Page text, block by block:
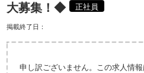
大募集！◆
正社員
掲載終了日：
申し訳ございません。この求人情